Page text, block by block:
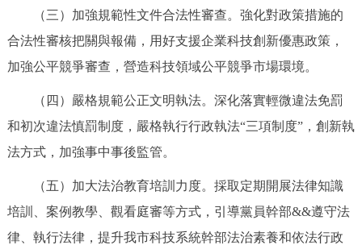
（三）加強規範性文件合法性審查。強化對政策措施的
合法性審核把關與報備，用好支援企業科技創新優惠政策，
加強公平競爭審查，營造科技領域公平競爭市場環境。
（四）嚴格規範公正文明執法。深化落實輕微違法免罰
和初次違法慎罰制度，嚴格執行行政執法“三項制度”，創新執
法方式，加強事中事後監管。
（五）加大法治教育培訓力度。採取定期開展法律知識
培訓、案例教學、觀看庭審等方式，引導黨員幹部&&遵守法
律、執行法律，提升我市科技系統幹部法治素養和依法行政